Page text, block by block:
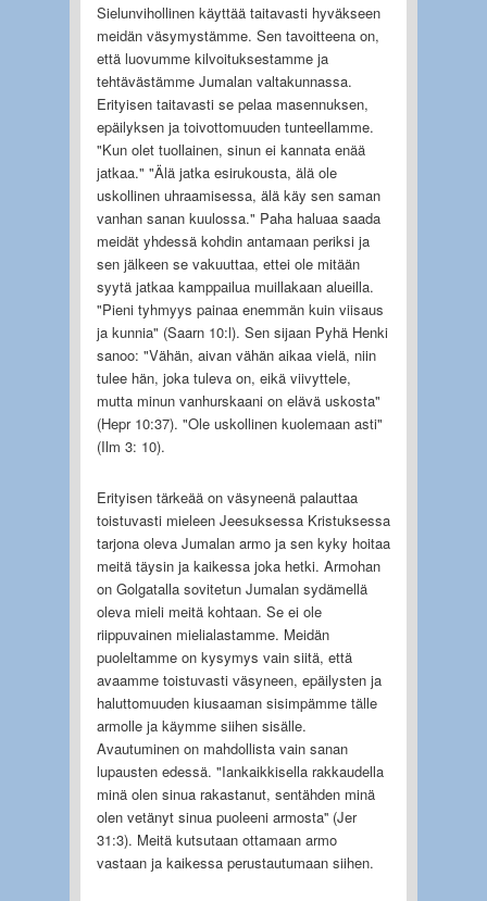
Sielunvihollinen käyttää taitavasti hyväkseen
meidän väsymystämme. Sen tavoitteena on,
että luovumme kilvoituksestamme ja
tehtävästämme Jumalan valtakunnassa.
Erityisen taitavasti se pelaa masennuksen,
epäilyksen ja toivottomuuden tunteellamme.
"Kun olet tuollainen, sinun ei kannata enää
jatkaa." "Älä jatka esirukousta, älä ole
uskollinen uhraamisessa, älä käy sen saman
vanhan sanan kuulossa." Paha haluaa saada
meidät yhdessä kohdin antamaan periksi ja
sen jälkeen se vakuuttaa, ettei ole mitään
syytä jatkaa kamppailua muillakaan alueilla.
"Pieni tyhmyys painaa enemmän kuin viisaus
ja kunnia" (Saarn 10:l). Sen sijaan Pyhä Henki
sanoo: "Vähän, aivan vähän aikaa vielä, niin
tulee hän, joka tuleva on, eikä viivyttele,
mutta minun vanhurskaani on elävä uskosta"
(Hepr 10:37). "Ole uskollinen kuolemaan asti"
(Ilm 3: 10).
Erityisen tärkeää on väsyneenä palauttaa
toistuvasti mieleen Jeesuksessa Kristuksessa
tarjona oleva Jumalan armo ja sen kyky hoitaa
meitä täysin ja kaikessa joka hetki. Armohan
on Golgatalla sovitetun Jumalan sydämellä
oleva mieli meitä kohtaan. Se ei ole
riippuvainen mielialastamme. Meidän
puoleltamme on kysymys vain siitä, että
avaamme toistuvasti väsyneen, epäilysten ja
haluttomuuden kiusaaman sisimpämme tälle
armolle ja käymme siihen sisälle.
Avautuminen on mahdollista vain sanan
lupausten edessä. "Iankaikkisella rakkaudella
minä olen sinua rakastanut, sentähden minä
olen vetänyt sinua puoleeni armosta'' (Jer
31:3). Meitä kutsutaan ottamaan armo
vastaan ja kaikessa perustautumaan siihen.